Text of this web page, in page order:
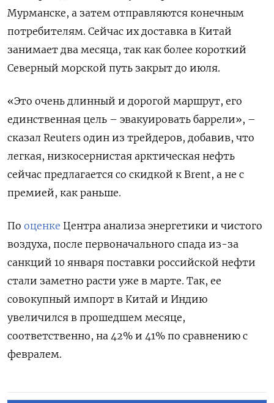
Мурманске, а затем отправляются конечным
потребителям. Сейчас их доставка в Китай
занимает два месяца, так как более короткий
Северный морской путь закрыт до июля.
«Это очень длинный и дорогой маршрут, его
единственная цель – эвакуировать баррели», –
сказал Reuters один из трейдеров, добавив, что
легкая, низкосернистая арктическая нефть
сейчас предлагается со скидкой к Brent, а не с
премией, как раньше.
По оценке Центра анализа энергетики и чистого
воздуха, после первоначального спада из-за
санкций 10 января поставки российской нефти
стали заметно расти уже в марте. Так, ее
совокупный импорт в Китай и Индию
увеличился в прошедшем месяце,
соответственно, на 42% и 41% по сравнению с
февралем.